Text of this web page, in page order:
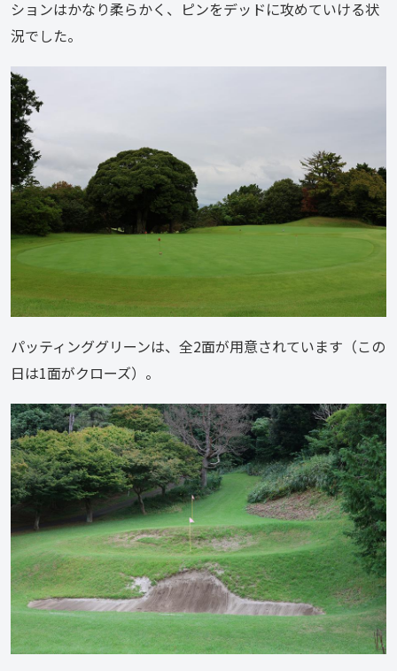
ションはかなり柔らかく、ピンをデッドに攻めていける状
況でした。
パッティンググリーンは、全2面が用意されています（この
日は1面がクローズ）。